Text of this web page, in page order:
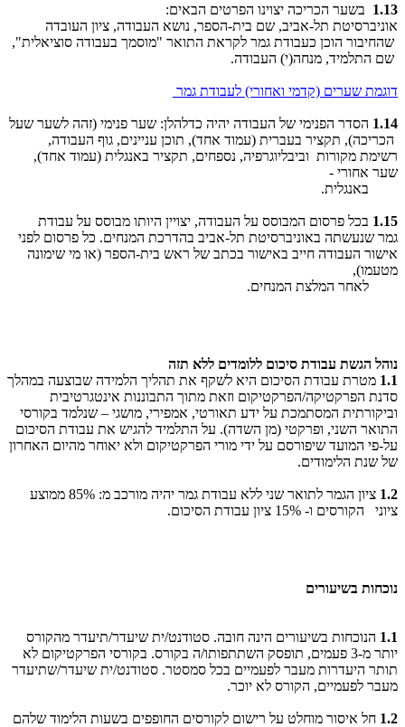
1.13 בשער הכריכה יצוינו הפרטים הבאים:
אוניברסיטת תל-אביב, שם בית-הספר, נושא העבודה, ציון העובדה
שהחיבור הוכן כעבודת גמר לקראת התואר "מוסמך בעבודה סוציאלית",
שם התלמיד, מנחה(י) העבודה.
דוגמת שערים (קדמי ואחורי) לעבודת גמר
1.14 הסדר הפנימי של העבודה יהיה כדלהלן: שער פנימי (זהה לשער שעל
הכריכה), תקציר בעברית (עמוד אחד), תוכן עניינים, גוף העבודה,
רשימת מקורות וביבליוגרפיה, נספחים, תקציר באנגלית (עמוד אחד),
שער אחורי -
באנגלית.
1.15 בכל פרסום המבוסס על העבודה, יצויין היותו מבוסס על עבודת
גמר שנעשתה באוניברסיטת תל-אביב בהדרכת המנחים. כל פרסום לפני
אישור העבודה חייב באישור בכתב של ראש בית-הספר (או מי שימונה
מטעמו),
לאחר המלצת המנחים.
נוהל הגשת עבודת סיכום ללומדים ללא תזה
1.1 מטרת עבודת הסיכום היא לשקף את תהליך הלמידה שבוצעה במהלך
סדנת הפרקטיקה/הפרקטיקום וזאת מתוך התבוננות אינטגרטיבית
וביקורתית המסתמכת על ידע תאורטי, אמפירי, מושגי – שנלמד בקורסי
התואר השני, ופרקטי (מן השדה). על התלמיד להגיש את עבודת הסיכום
על-פי המועד שיפורסם על ידי מורי הפרקטיקום ולא יאוחר מהיום האחרון
של שנת הלימודים.
1.2
ציון הגמר לתואר שני ללא עבודת גמר יהיה מורכב מ: 85% ממוצע
ציוני הקורסים ו- 15% ציון עבודת הסיכום.
נוכחות בשיעורים
1.1 הנוכחות בשיעורים הינה חובה. סטודנט/ית שיעדר/תיעדר מהקורס
יותר מ-3 פעמים, תופסק השתתפותו/ה בקורס. בקורסי הפרקטיקום לא
תותר היעדרות מעבר לפעמיים בכל סמסטר. סטודנט/ית שיעדר/שתיעדר
מעבר לפעמיים, הקורס לא יוכר. ​
1.2 חל איסור מוחלט על רישום לקורסים החופפים בשעות הלימוד שלהם